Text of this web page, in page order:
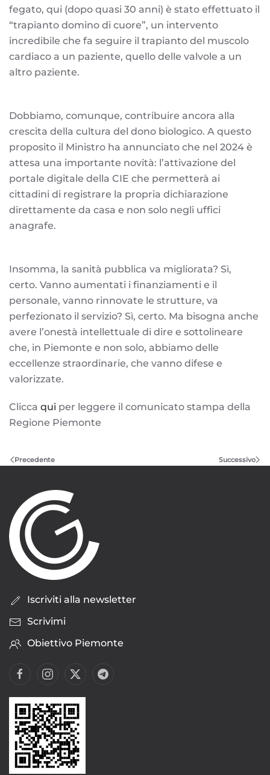
fegato, qui (dopo quasi 30 anni) è stato effettuato il
“trapianto domino di cuore”, un intervento
incredibile che fa seguire il trapianto del muscolo
cardiaco a un paziente, quello delle valvole a un
altro paziente.
Dobbiamo, comunque, contribuire ancora alla
crescita della cultura del dono biologico. A questo
proposito il Ministro ha annunciato che nel 2024 è
attesa una importante novità: l’attivazione del
portale digitale della CIE che permetterà ai
cittadini di registrare la propria dichiarazione
direttamente da casa e non solo negli uffici
anagrafe.
Insomma, la sanità pubblica va migliorata? Sì,
certo. Vanno aumentati i finanziamenti e il
personale, vanno rinnovate le strutture, va
perfezionato il servizio? Sì, certo. Ma bisogna anche
avere l’onestà intellettuale di dire e sottolineare
che, in Piemonte e non solo, abbiamo delle
eccellenze straordinarie, che vanno difese e
valorizzate.
Clicca qui per leggere il comunicato stampa della
Regione Piemonte
Precedente Successivo
Iscriviti alla newsletter
Scrivimi
Obiettivo Piemonte